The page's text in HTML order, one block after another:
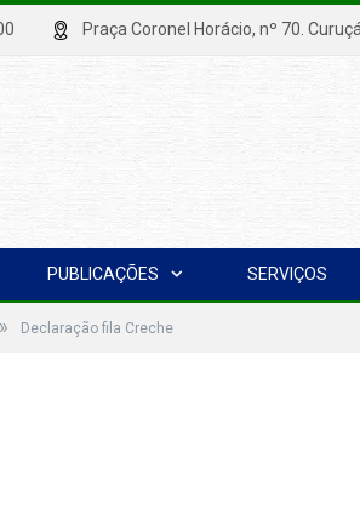
Praça Coronel Horácio, nº 70.
PUBLICAÇÕES SERVIÇOS
» Declaração fila Creche